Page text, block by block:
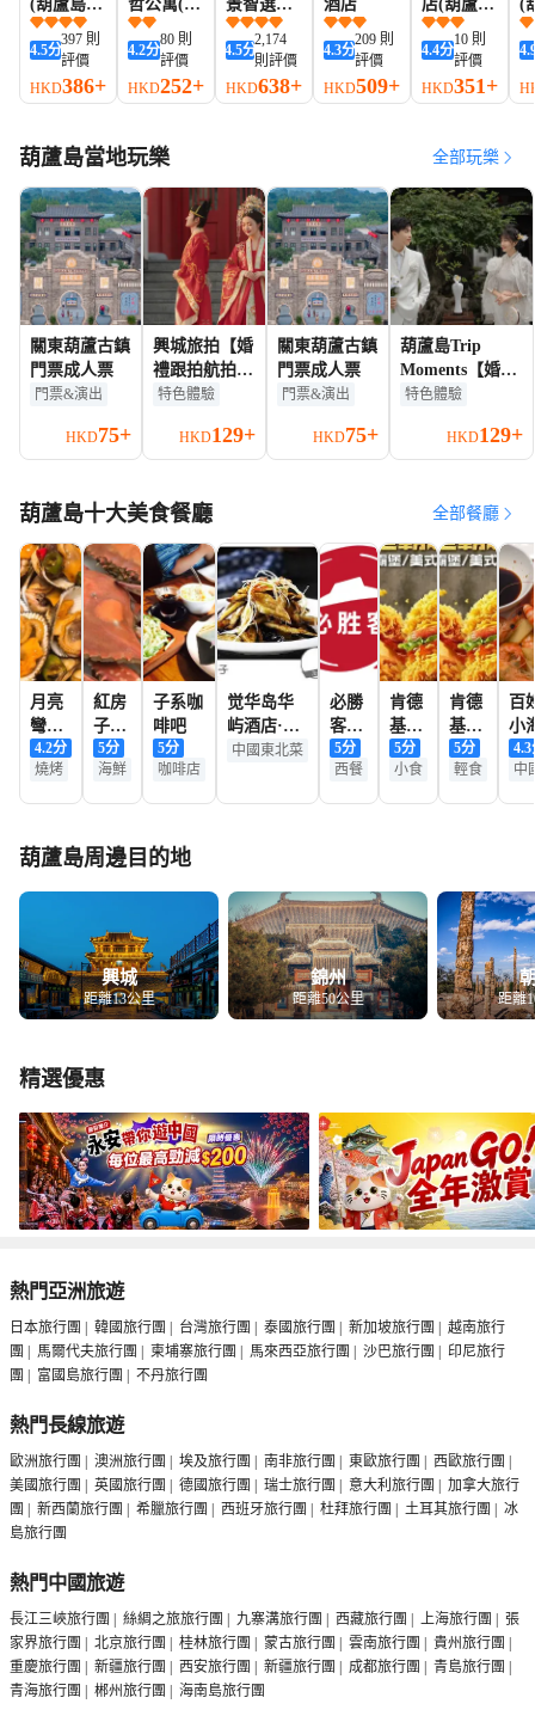
(葫蘆島龍
灣濱海店)
4.5分
397 則
評價
HKD386+
哲公寓(飛
天廣場店)
4.2分
80 則
評價
HKD252+
景智選假
日酒店
4.5分
2,174
則評價
HKD638+
酒店
4.3分
209 則
評價
HKD509+
店(葫蘆島
市政府海
濱南路店)
4.4分
10 則
評價
HKD351+
(
葫蘆島當地玩樂 全部玩樂
關東葫蘆古鎮
門票成人票
門票&演出
HKD75+
興城旅拍【婚
禮跟拍航拍街
拍抓拍約拍/
業攝影攝像/
翻譯】
特色體驗
HKD129+
關東葫蘆古鎮
門票成人票
門票&演出
HKD75+
葫蘆島Trip
Moments【婚紗
寫真婚禮跟拍航
微電影/商業攝影
攝像/翻譯】
特色體驗
HKD129+
葫蘆島十大美食餐廳 全部餐廳
月亮
彎鴿
子館·
燒烤
4.2分
燒烤
紅房
子漁
家小
院
5分
海鮮
子系咖
啡吧
5分
咖啡店
觉华岛华
屿酒店·餐
厅
中國東北菜
必勝
客
(飛
天廣
5分
西餐
肯德
基
(龍
灣大
5分
小食
肯德
基
(飛
天
5分
輕食
百
小
北
潤
4.3
中
葫蘆島周邊目的地
興城
距離13公里
錦州
距離50公里 距離
精選優惠
熱門亞洲旅遊
日本旅行團 | 韓國旅行團 | 台灣旅行團 | 泰國旅行團 | 新加坡旅行團 | 越南旅行
團 | 馬爾代夫旅行團 | 柬埔寨旅行團 | 馬來西亞旅行團 | 沙巴旅行團 | 印尼旅行
團 | 富國島旅行團 | 不丹旅行團
熱門長線旅遊
歐洲旅行團 | 澳洲旅行團 | 埃及旅行團 | 南非旅行團 | 東歐旅行團 | 西歐旅行團 |
美國旅行團 | 英國旅行團 | 德國旅行團 | 瑞士旅行團 | 意大利旅行團 | 加拿大旅行
團 | 新西蘭旅行團 | 希臘旅行團 | 西班牙旅行團 | 杜拜旅行團 | 土耳其旅行團 | 冰
島旅行團
熱門中國旅遊
長江三峽旅行團 | 絲綢之旅旅行團 | 九寨溝旅行團 | 西藏旅行團 | 上海旅行團 | 張
家界旅行團 | 北京旅行團 | 桂林旅行團 | 蒙古旅行團 | 雲南旅行團 | 貴州旅行團 |
重慶旅行團 | 新疆旅行團 | 西安旅行團 | 新疆旅行團 | 成都旅行團 | 青島旅行團 |
青海旅行團 | 郴州旅行團 | 海南島旅行團